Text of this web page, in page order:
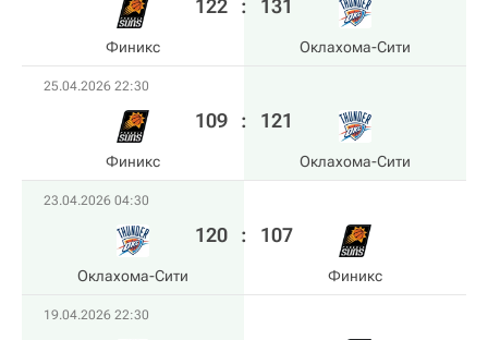
Финикс
122 : 131
Оклахома-Сити
25.04.2026 22:30
Финикс
109 : 121
Оклахома-Сити
23.04.2026 04:30
Оклахома-Сити
120 : 107
Финикс
19.04.2026 22:30